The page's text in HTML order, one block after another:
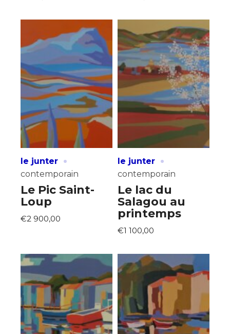
Adresse email*
Nom
Prénom
Statut / Organisation
J'accepte les termes et conditions
* Champ obligatoire
Adresse email*
Nom
Prénom
Statut / Organisation
* Champ obligatoire
le junter ·
contemporain
Le Pic Saint-
Loup
€2 900,00
le junter ·
contemporain
Le lac du
Salagou au
printemps
€1 100,00